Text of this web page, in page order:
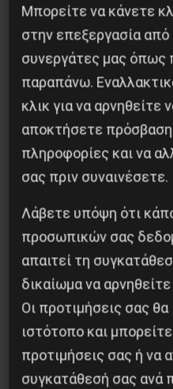
Η Eπανάσταση της 19
5 Αυγούστου 2026
ΤΑ ΘΟΛΩΜΕΝΑ
27 Ιουλίου 2026
Μπορείτε να κάνετε
στην επεξεργασία από
συνεργάτες μας όπως
παραπάνω.
κλικ για να αρνηθείτε
αποκτήσετε
πληροφορίες και να
σας πριν συναινέσετε.
Λάβετε υπόψη ότι
προσωπικών σας
απαιτεί τη
δικαίωμα να
Οι προτιμήσεις σας θα
ιστότοπο και
προτιμήσεις σας ή να
συγκατάθεσή σας ανά